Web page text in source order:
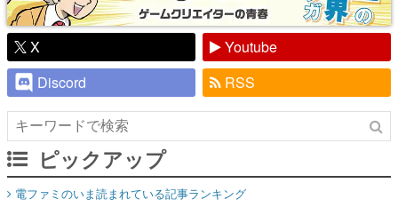
X
Youtube
Discord
RSS
ピックアップ
電ファミのいま読まれている記事ランキング